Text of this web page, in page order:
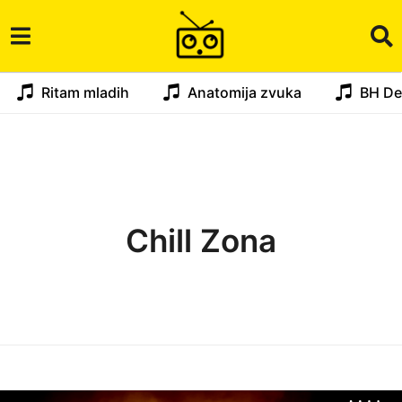
Ritam mladih Anatomija zvuka BH
Chill Zona